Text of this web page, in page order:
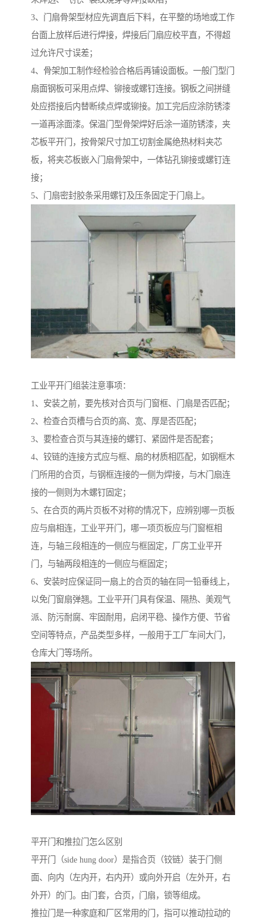
3、门扇骨架型材应先调直后下料，在平整的场地或工作
台面上放样后进行焊接，焊接后门扇应校平直，不得超
过允许尺寸误差；
4、骨架加工制作经检验合格后再铺设面板。一般门型门
扇面钢板可采用点焊、铆接或螺钉连接。钢板之间拼缝
处应搭接后内替断续点焊或铆接。加工完后应涂防锈漆
一道再涂面漆。保温门型骨架焊好后涂一道防锈漆，夹
芯板平开门，按骨架尺寸加工切割金属绝热材料夹芯
板，将夹芯板嵌入门扇骨架中，一体钻孔铆接或螺钉连
接；
5、门扇密封胶条采用螺钉及压条固定于门扇上。
工业平开门组装注意事项：
1、安装之前，要先核对合页与门窗框、门扇是否匹配；
2、检查合页槽与合页的高、宽、厚是否匹配；
3、要检查合页与其连接的螺钉、紧固件是否配套；
4、铰链的连接方式应与框、扇的材质相匹配，如钢框木
门所用的合页，与钢框连接的一侧为焊接，与木门扇连
接的一侧则为木螺钉固定；
5、在合页的两片页板不对称的情况下，应辨别哪一页板
应与扇相连，工业平开门，哪一项页板应与门窗框相
连，与轴三段相连的一侧应与框固定，厂房工业平开
门，与轴两段相连的一侧应与框固定；
6、安装时应保证同一扇上的合页的轴在同一铅垂线上，
以免门窗扇弹翘。工业平开门具有保温、隔热、美观气
派、防污耐腐、牢固耐用，启闭平稳、操作方便、节省
空间等特点，产品类型多样，一般用于工厂车间大门，
仓库大门等场所。
平开门和推拉门怎么区别
平开门（side hung door）是指合页（铰链）装于门侧
面、向内（左内开，右内开）或向外开启（左外开，右
外开）的门。由门套，合页，门扇，锁等组成。
推拉门是一种家庭和厂区常用的门，指可以推动拉动的